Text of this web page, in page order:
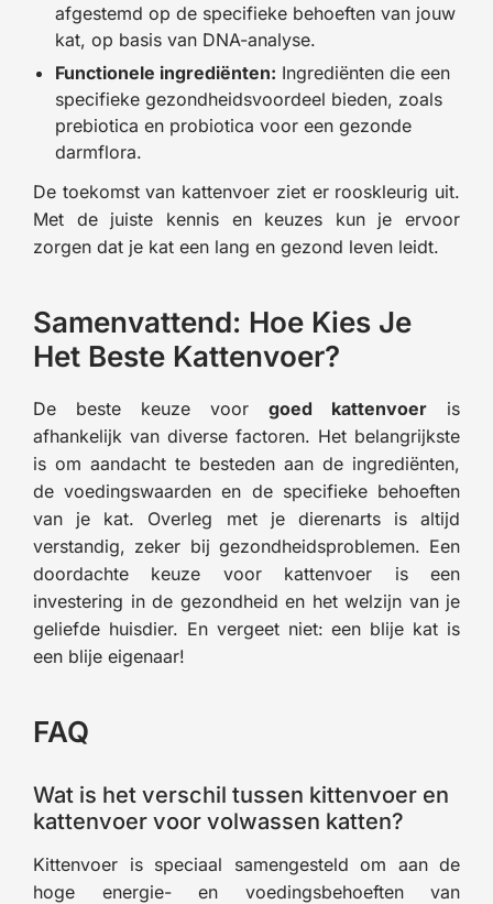
afgestemd op de specifieke behoeften van jouw
kat, op basis van DNA-analyse.
Functionele ingrediënten: Ingrediënten die een
specifieke gezondheidsvoordeel bieden, zoals
prebiotica en probiotica voor een gezonde
darmflora.
De toekomst van kattenvoer ziet er rooskleurig uit.
Met de juiste kennis en keuzes kun je ervoor
zorgen dat je kat een lang en gezond leven leidt.
Samenvattend: Hoe Kies Je
Het Beste Kattenvoer?
De beste keuze voor goed kattenvoer is
afhankelijk van diverse factoren. Het belangrijkste
is om aandacht te besteden aan de ingrediënten,
de voedingswaarden en de specifieke behoeften
van je kat. Overleg met je dierenarts is altijd
verstandig, zeker bij gezondheidsproblemen. Een
doordachte keuze voor kattenvoer is een
investering in de gezondheid en het welzijn van je
geliefde huisdier. En vergeet niet: een blije kat is
een blije eigenaar!
FAQ
Wat is het verschil tussen kittenvoer en
kattenvoer voor volwassen katten?
Kittenvoer is speciaal samengesteld om aan de
hoge energie- en voedingsbehoeften van